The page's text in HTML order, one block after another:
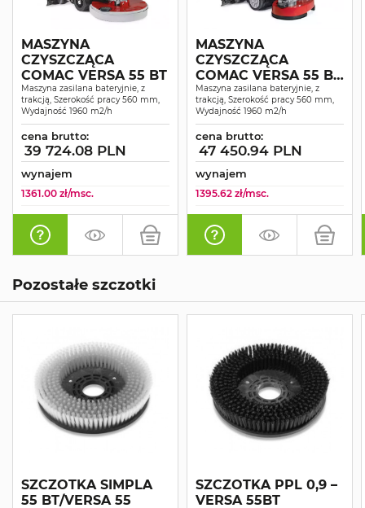
MASZYNA
CZYSZCZĄCA
COMAC VERSA 55 BT
Maszyna zasilana bateryjnie, z
trakcją, Szerokość pracy 560 mm,
Wydajność 1960 m2/h
cena brutto:
39 724.08 PLN
wynajem
1361.00 zł/msc.
MASZYNA
CZYSZCZĄCA
COMAC VERSA 55 BT
KOMPLET
Maszyna zasilana bateryjnie, z
trakcją, Szerokość pracy 560 mm,
Wydajność 1960 m2/h
cena brutto:
47 450.94 PLN
wynajem
1395.62 zł/msc.
Pozostałe szczotki
SZCZOTKA SIMPLA
55 BT/VERSA 55
SZCZOTKA PPL 0,9 –
VERSA 55BT